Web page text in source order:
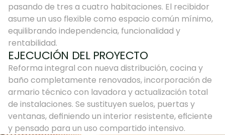
pasando de tres a cuatro habitaciones. El recibidor
asume un uso flexible como espacio común mínimo,
equilibrando independencia, funcionalidad y
rentabilidad.
EJECUCIÓN DEL PROYECTO
Reforma integral con nueva distribución, cocina y
baño completamente renovados, incorporación de
armario técnico con lavadora y actualización total
de instalaciones. Se sustituyen suelos, puertas y
ventanas, definiendo un interior resistente, eficiente
y pensado para un uso compartido intensivo.